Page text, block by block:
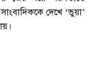
দেখে ‘ভুয়া’